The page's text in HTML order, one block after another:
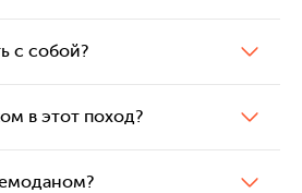
с собой?
в этот поход?